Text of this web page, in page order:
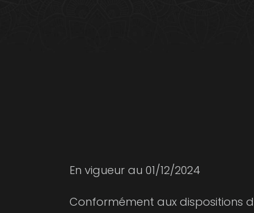
En vigueur au 01/12/2024
Conformément aux dispositions